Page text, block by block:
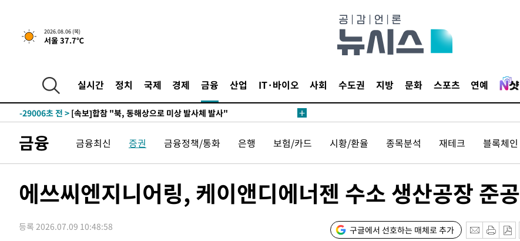
2026.08.06 (목)
서울 37.7℃
실시간 정치 국제 경제 금융 산업 IT·바이오 사회 수도권 지방 문화 스포츠 연예
-5219초 전 > [속보]경찰, '홍명보 선임 논란' 대한축구협회·축구회관 등 압수수색
-31170초 전 >
日방위성, 北이 동해로 쏜 발사체는 탄도미사일 가능성
-29600초 전 >
-29006초 전 > [속보]합참 "북, 동해상으로 미상 발사체 발사"
-28361초 전 >
[속보]7~9일 프로야구 3연전도 폭염 취소…11일 재개
-28023초 전 >"韓 외환시장 개입 관측 배경엔 美의 대한국 무역적자 있어"
-27690초 전 >서울 낮 37.9도, 올여름 최고치 경신…영등포 순간 '40도'
-23347초 전 >[속보]코스닥, 800p 회복…0.26% 오른 801.67 마감
금융 금융최신 증권 금융정책/통화 은행 보험/카드 시황/환율 종목분석 재테크 블록체인
에쓰씨엔지니어링, 케이앤디에너젠 수소 생산공장 준공
등록 2026.07.09 10:48:58 구글에서 선호하는 매체로 추가